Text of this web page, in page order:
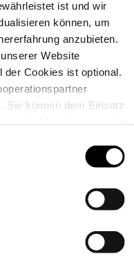
ist und wir
können, um
anzubieten.
Website
der Cookies ist optional.
Sie können dem Einsatz